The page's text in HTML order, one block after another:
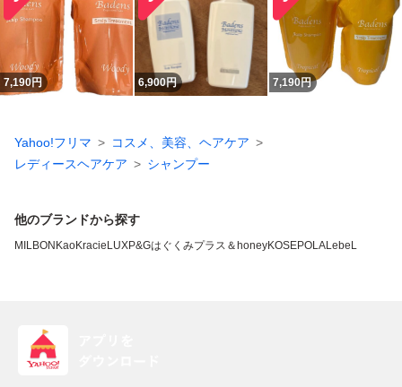
7,190円 6,900円 7,190円
Yahoo!フリマ
コスメ、美容、ヘアケア
レディースヘアケア
シャンプー
他のブランドから探す
MILBON KaoKracie LUXP&Gはぐくみプラス ＆honeyKOSEPOLALebeL